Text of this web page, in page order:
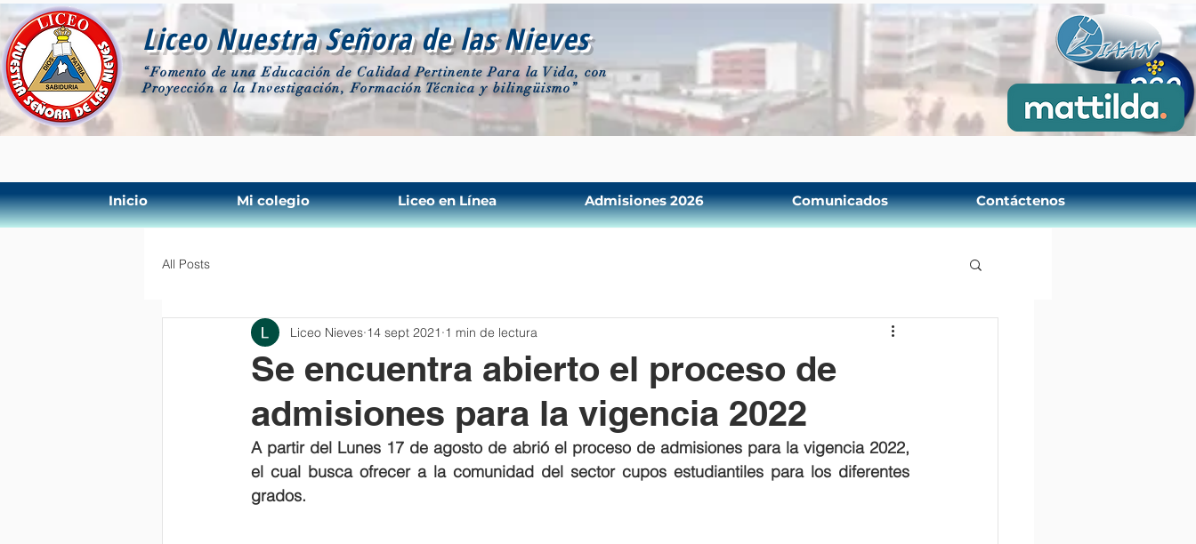
Liceo Nuestra Señora de las Nieves
“Fomento de una Educación de Calidad Pertinente Para la Vida, con
Proyección a la Investigación, Formación Técnica y bilingüismo”
Inicio Mi colegio Liceo en Línea Admisiones 2026 Comunicados Contáctenos
All Posts
Se encuentra abierto el proceso de
admisiones para la vigencia 2022
Liceo Nieves 14 sept 2021 1 min de lectura
A partir del Lunes 17 de agosto de abrió el proceso de admisiones para la vigencia 2022,
el cual busca ofrecer a la comunidad del sector cupos estudiantiles para los diferentes
grados.